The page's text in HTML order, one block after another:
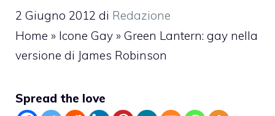
2 Giugno 2012 di Redazione
Home » Icone Gay » Green Lantern: gay nella
versione di James Robinson
Spread the love